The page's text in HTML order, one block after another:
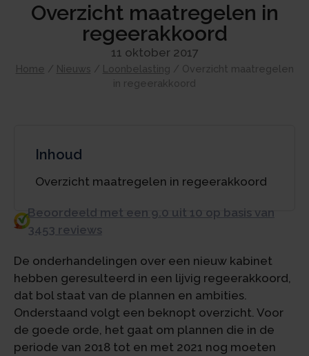
Overzicht maatregelen in
regeerakkoord
11 oktober 2017
Home / Nieuws / Loonbelasting / Overzicht maatregelen
in regeerakkoord
Inhoud
Overzicht maatregelen in regeerakkoord
Beoordeeld met een 9.0 uit 10 op basis van
3453 reviews
De onderhandelingen over een nieuw kabinet
hebben geresulteerd in een lijvig regeerakkoord,
dat bol staat van de plannen en ambities.
Onderstaand volgt een beknopt overzicht. Voor
de goede orde, het gaat om plannen die in de
periode van 2018 tot en met 2021 nog moeten